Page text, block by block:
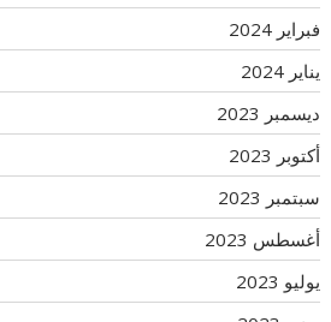
فبراير 2024
يناير 2024
ديسمبر 2023
أكتوبر 2023
سبتمبر 2023
أغسطس 2023
يوليو 2023